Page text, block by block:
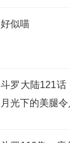
好似喵
斗罗大陆121话
月光下的美腿令